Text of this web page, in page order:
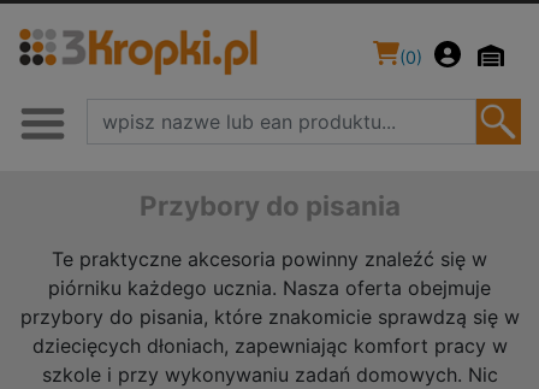
(0)
Przybory do pisania
Te praktyczne akcesoria powinny znaleźć się w
piórniku każdego ucznia. Nasza oferta obejmuje
przybory do pisania, które znakomicie sprawdzą się w
dziecięcych dłoniach, zapewniając komfort pracy w
szkole i przy wykonywaniu zadań domowych. Nic